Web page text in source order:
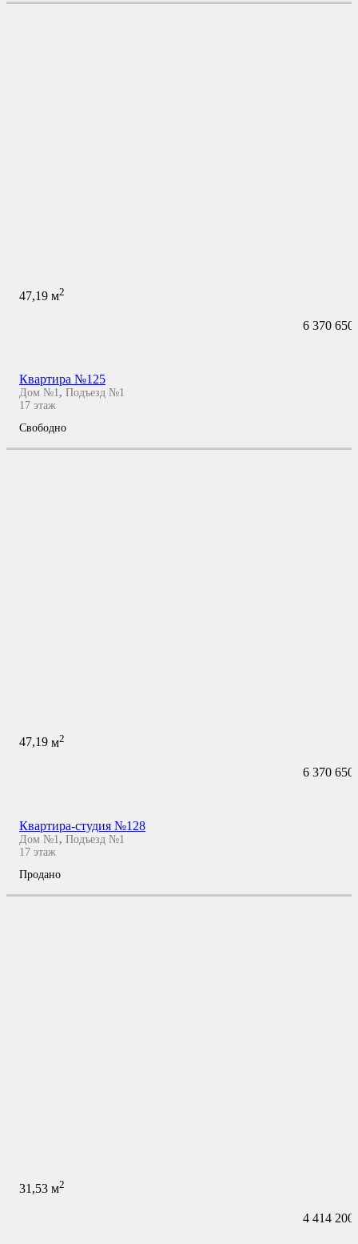
47,19 м2
6 370 650
Квартира №125
Дом №1, Подъезд №1
17 этаж
Свободно
47,19 м2
6 370 650
Квартира-студия №128
Дом №1, Подъезд №1
17 этаж
Продано
31,53 м2
4 414 200